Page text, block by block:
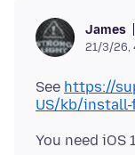
James
21/3/26,
See https://
US/kb/